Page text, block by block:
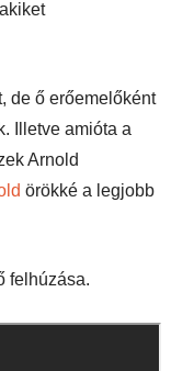
de ő erőemelőként
Illetve amióta a
Arnold
örökké a legjobb
felhúzása.